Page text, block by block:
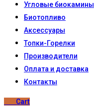
Угловые биокамины
Биотопливо
Аксессуары
Топки-Горелки
Производители
Оплата и доставка
Контакты
Cart